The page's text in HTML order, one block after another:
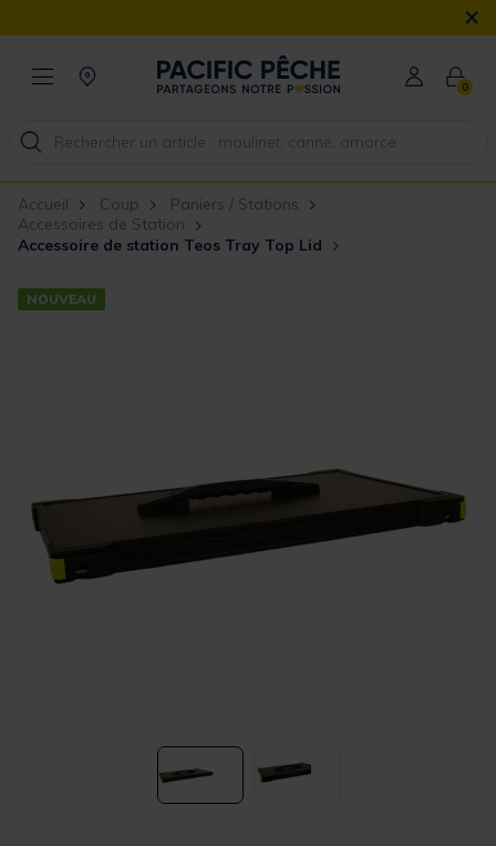
×
0
Accueil Coup
Paniers / Stations
Accessoires de Station
Accessoire de station Teos Tray Top Lid
NOUVEAU